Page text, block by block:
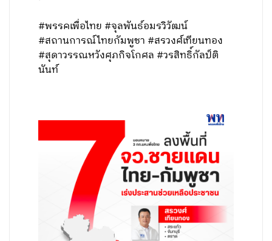
#พรรคเพื่อไทย #จุลพันธ์อมรวิวัฒน์
#สถานการณ์ไทยกัมพูชา #สรวงศ์เทียนทอง
#สุดาวรรณหวังศุภกิจโกศล #วรสิทธิ์กัลป์ติ
นันท์